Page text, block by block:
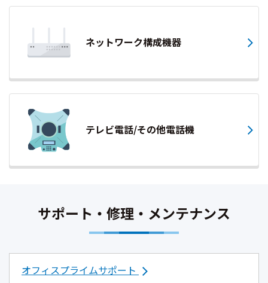
ネットワーク構成機器
テレビ電話/その他電話機
サポート・修理・メンテナンス
オフィスプライムサポート